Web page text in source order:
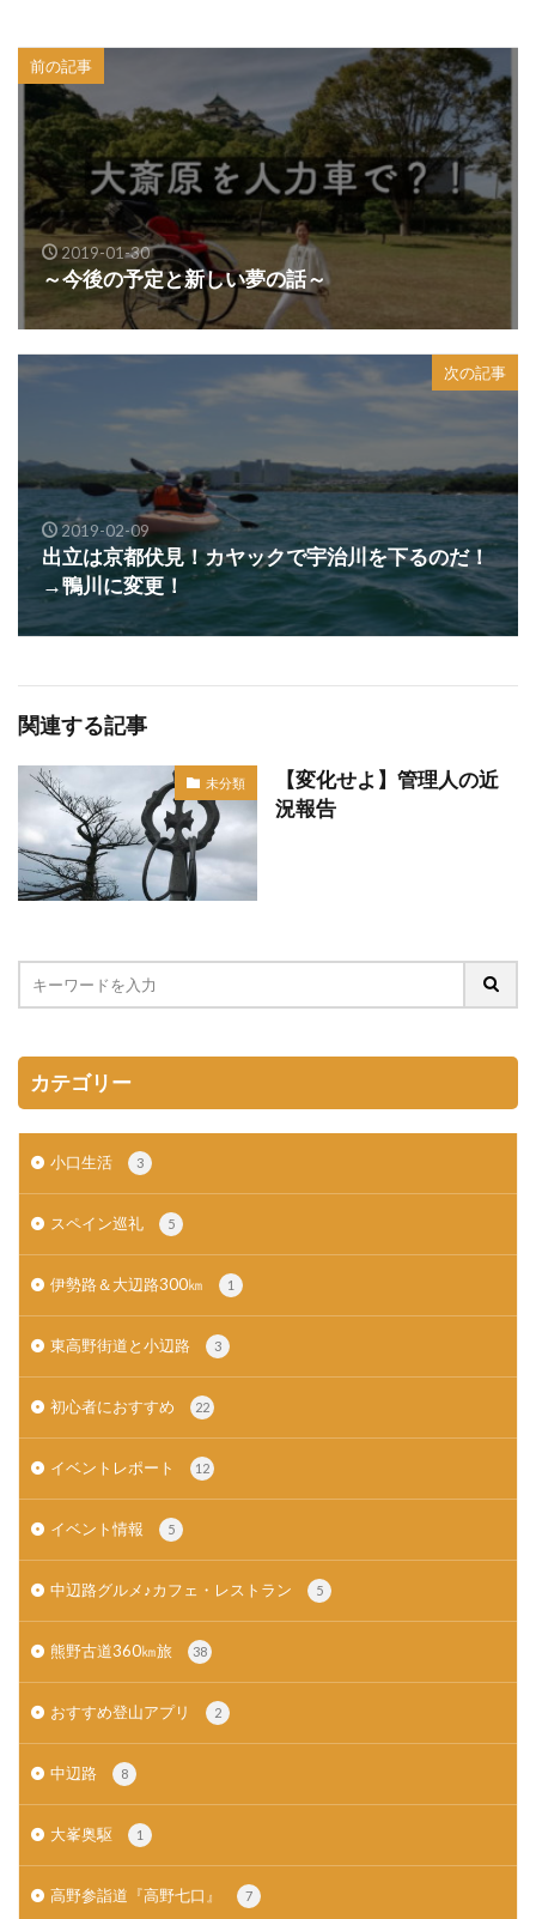
前の記事
2019-01-30
～今後の予定と新しい夢の話～
次の記事
2019-02-09
出立は京都伏見！カヤックで宇治川を下るのだ！
→鴨川に変更！
関連する記事
未分類
【変化せよ】管理人の近
況報告
カテゴリー
小口生活 3
スペイン巡礼 5
伊勢路＆大辺路300㎞ 1
東高野街道と小辺路 3
初心者におすすめ 22
イベントレポート 12
イベント情報 5
中辺路グルメ♪カフェ・レストラン 5
熊野古道360㎞旅 38
おすすめ登山アプリ 2
中辺路 8
大峯奥駆 1
高野参詣道『高野七口』 7